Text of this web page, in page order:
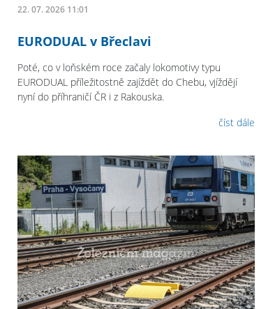
22. 07. 2026 11:01
EURODUAL v Břeclavi
Poté, co v loňském roce začaly lokomotivy typu
EURODUAL příležitostně zajíždět do Chebu, vjíždějí
nyní do příhraničí ČR i z Rakouska.
číst dále